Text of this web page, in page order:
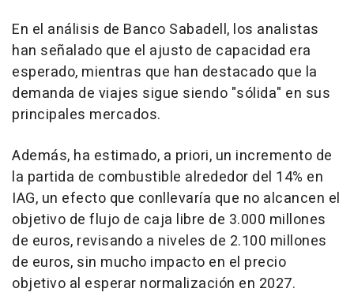
En el análisis de Banco Sabadell, los analistas
han señalado que el ajusto de capacidad era
esperado, mientras que han destacado que la
demanda de viajes sigue siendo "sólida" en sus
principales mercados.
Además, ha estimado, a priori, un incremento de
la partida de combustible alrededor del 14% en
IAG, un efecto que conllevaría que no alcancen el
objetivo de flujo de caja libre de 3.000 millones
de euros, revisando a niveles de 2.100 millones
de euros, sin mucho impacto en el precio
objetivo al esperar normalización en 2027.